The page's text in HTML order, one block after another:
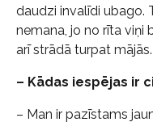
daudzi invalīdi ubago.
nemana, jo no rīta viņi
arī strādā turpat mājās.
– Kādas iespējas ir
– Man ir pazīstams